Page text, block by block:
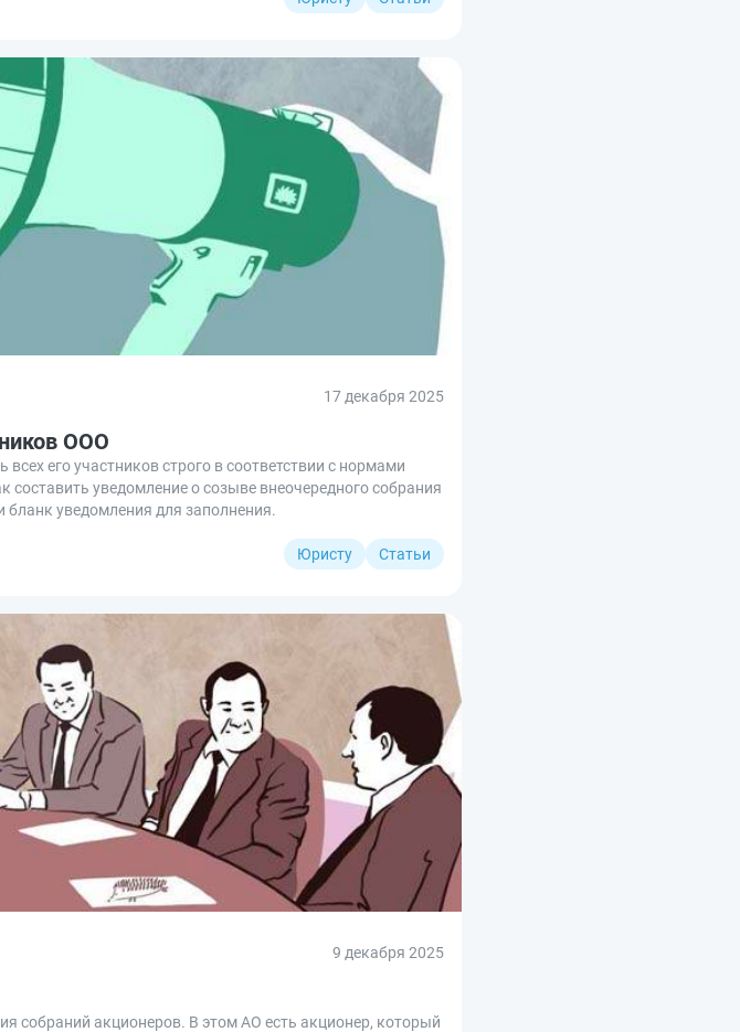
17 декабря 2025
ООО
его участников строго в соответствии с нормами
уведомление о созыве внеочередного собрания
бланк уведомления для заполнения.
Юристу Статьи
9 декабря 2025
собраний акционеров. В этом АО есть акционер, который